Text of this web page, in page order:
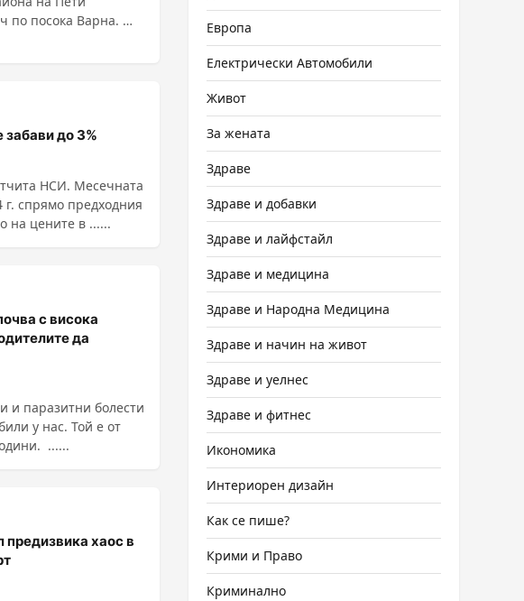
по посока Варна.
до 3%
НСИ. Месечната
на цените в ......
с висока
да
и паразитни болести
у нас. Той е от
София и е открит при дете на 4 години. ......
хаос в
Европа
Електрически Автомобили
Живот
За жената
Здраве
Здраве и добавки
Здраве и лайфстайл
Здраве и медицина
Здраве и Народна Медицина
Здраве и начин на живот
Здраве и уелнес
Здраве и фитнес
Икономика
Интериорен дизайн
Как се пише?
Крими и Право
Криминално